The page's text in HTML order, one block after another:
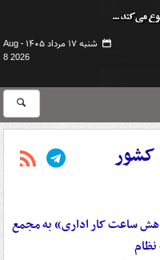
شنبه ۱۷ مرداد ۱۴۰۵ -
Aug
8 2026
کشور
ساعت کار اداری» به مجمع